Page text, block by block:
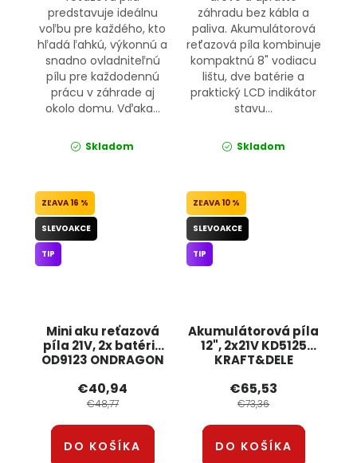
predstavuje ideálnu
voľbu pre každého, kto
hľadá ľahkú, výkonnú a
snadno ovladniteľnú
pílu pre každodennú
prácu v záhrade aj
okolo domu. Vďaka...
Skladom
záhradu bez kábla a
paliva. Akumulátorová
reťazová píla kombinuje
kompaktnú 8" vodiacu
lištu, dve batérie a
praktický LCD indikátor
stavu...
Skladom
Mini aku reťazová
píla 21V, 2x batérie
OD9123 ONDRAGON
16 %
SLEVOAKCE
TIP
€40,94
€48,77
DO KOŠÍKA
Akumulátorová píla
12", 2x21V KD5125
KRAFT&DELE
10 %
SLEVOAKCE
TIP
€65,53
€73,36
DO KOŠÍKA